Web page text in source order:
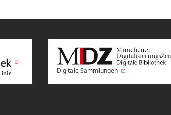
Digitale Sammlungen